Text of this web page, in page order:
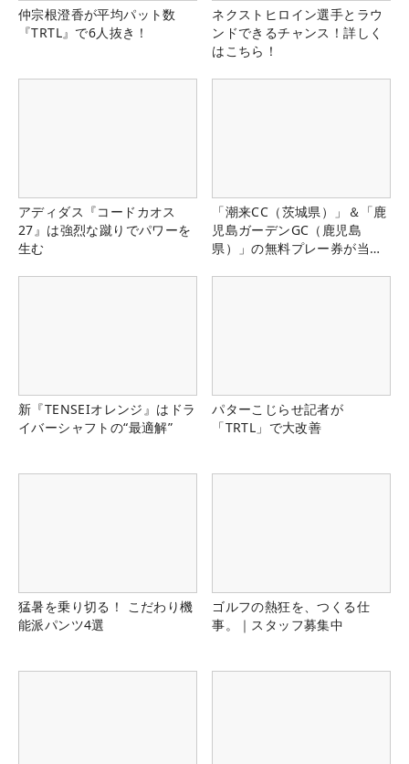
仲宗根澄香が平均パット数
『TRTL』で6人抜き！
ネクストヒロイン選手とラウ
ンドできるチャンス！詳しく
はこちら！
アディダス『コードカオス
27』は強烈な蹴りでパワーを
生む
「潮来CC（茨城県）」＆「鹿
児島ガーデンGC（鹿児島
県）」の無料プレー券が当た
新『TENSEIオレンジ』はドラ
イバーシャフトの“最適解”
パターこじらせ記者が
「TRTL」で大改善
猛暑を乗り切る！ こだわり機
能派パンツ4選
ゴルフの熱狂を、つくる仕
事。｜スタッフ募集中